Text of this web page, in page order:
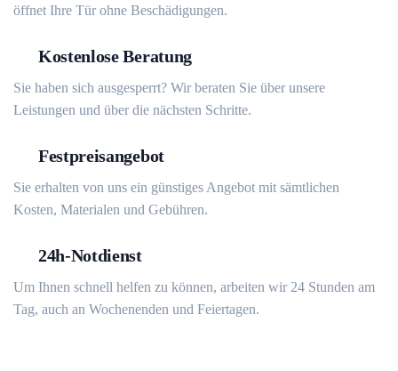
öffnet Ihre Tür ohne Beschädigungen.
Kostenlose Beratung
Sie haben sich ausgesperrt? Wir beraten Sie über unsere
Leistungen und über die nächsten Schritte.
Festpreisangebot
Sie erhalten von uns ein günstiges Angebot mit sämtlichen
Kosten, Materialen und Gebühren.
24h-Notdienst
Um Ihnen schnell helfen zu können, arbeiten wir 24 Stunden am
Tag, auch an Wochenenden und Feiertagen.